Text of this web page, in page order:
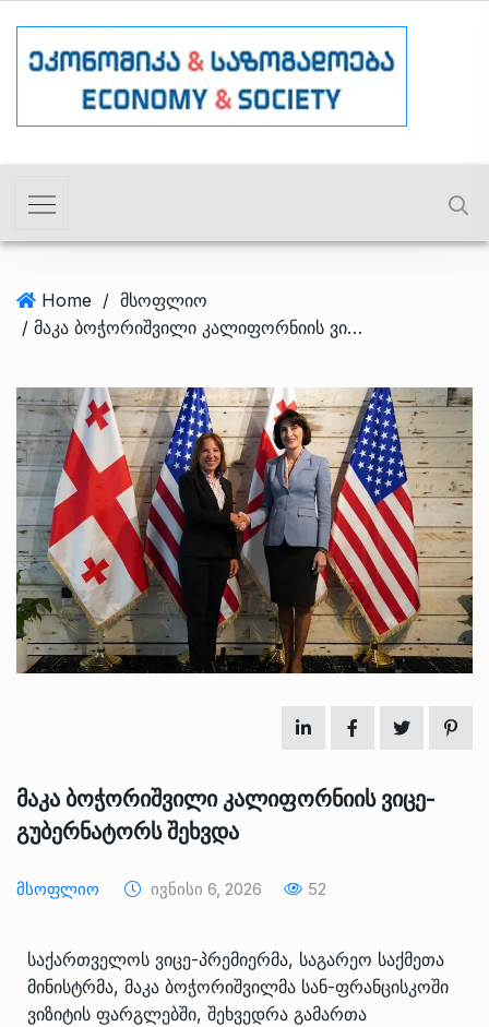
Home / მსოფლიო
/ მაკა ბოჭორიშვილი კალიფორნიის ვიცე-გუბერნატორს შეხვდა
მაკა ბოჭორიშვილი კალიფორნიის ვიცე-
გუბერნატორს შეხვდა
Მსოფლიო Ივნისი 6, 2026 52
საქართველოს ვიცე-პრემიერმა, საგარეო საქმეთა
მინისტრმა, მაკა ბოჭორიშვილმა სან-ფრანცისკოში
ვიზიტის ფარგლებში, შეხვედრა გამართა